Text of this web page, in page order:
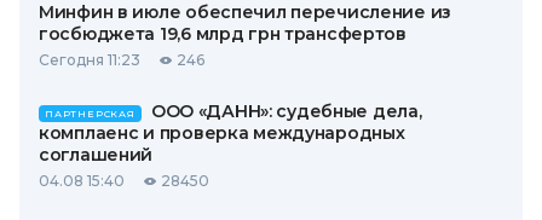
Минфин в июле обеспечил перечисление из
госбюджета 19,6 млрд грн трансфертов
Сегодня 11:23 246
ПАРТНЕРСКАЯ
ООО «ДАНН»: судебные дела,
комплаенс и проверка международных
соглашений
04.08 15:40 28450